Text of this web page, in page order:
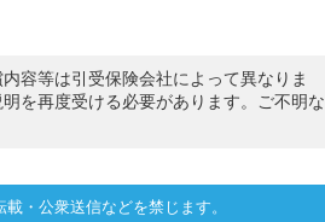
容等は引受保険会社によって異なりま
を再度受ける必要があります。ご不明な
・公衆送信などを禁じます。